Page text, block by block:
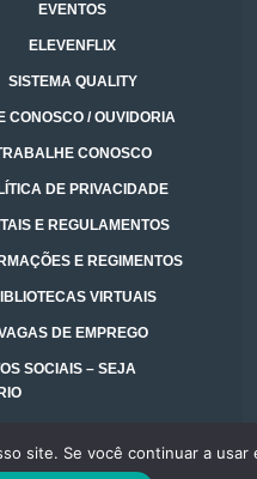
EVENTOS
ELEVENFLIX
SISTEMA QUALITY
CONOSCO / OUVIDORIA
CONOSCO
DE PRIVACIDADE
E REGULAMENTOS
E REGIMENTOS
VIRTUAIS
DE EMPREGO
SOCIAIS – SEJA
site. Se você continuar a